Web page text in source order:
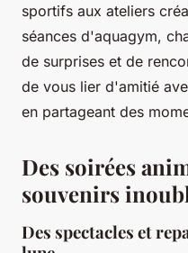
sportifs aux ateliers
séances d'aquagym,
de surprises et de
de vous lier d'amitié
en partageant des
Des soirées
souvenirs
Des spectacles et